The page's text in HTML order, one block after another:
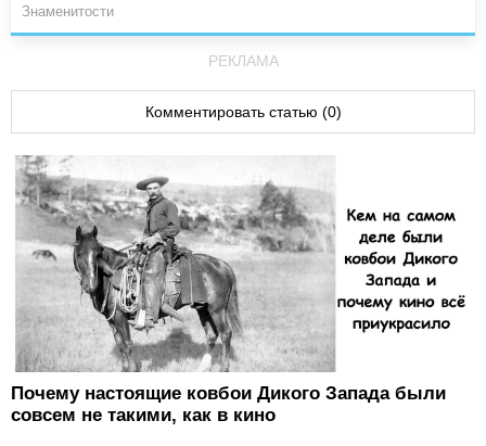
Знаменитости
РЕКЛАМА
Комментировать статью (0)
Почему настоящие ковбои Дикого Запада были
совсем не такими, как в кино